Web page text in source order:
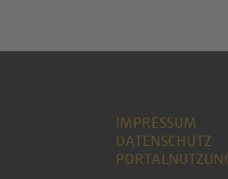
IMPRESSUM
DATENSCHUTZ